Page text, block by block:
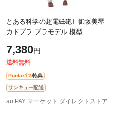
とある科学の超電磁砲T 御坂美琴
カドプラ プラモデル 模型
7,380円
送料無料
Pontaパス特典
サンキュー配送
au PAY マーケット ダイレクトストア